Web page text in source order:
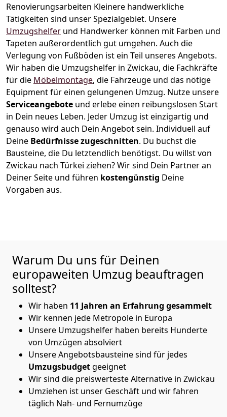
Renovierungsarbeiten Kleinere handwerkliche
Tätigkeiten sind unser Spezialgebiet. Unsere
Umzugshelfer und Handwerker können mit Farben und
Tapeten außerordentlich gut umgehen. Auch die
Verlegung von Fußböden ist ein Teil unseres Angebots.
Wir haben die Umzugshelfer in Zwickau, die Fachkräfte
für die Möbelmontage, die Fahrzeuge und das nötige
Equipment für einen gelungenen Umzug. Nutze unsere
Serviceangebote und erlebe einen reibungslosen Start
in Dein neues Leben. Jeder Umzug ist einzigartig und
genauso wird auch Dein Angebot sein. Individuell auf
Deine Bedürfnisse zugeschnitten. Du buchst die
Bausteine, die Du letztendlich benötigst. Du willst von
Zwickau nach Türkei ziehen? Wir sind Dein Partner an
Deiner Seite und führen kostengünstig Deine
Vorgaben aus.
Warum Du uns für Deinen
europaweiten Umzug beauftragen
solltest?
Wir haben 11 Jahren an Erfahrung gesammelt
Wir kennen jede Metropole in Europa
Unsere Umzugshelfer haben bereits Hunderte
von Umzügen absolviert
Unsere Angebotsbausteine sind für jedes
Umzugsbudgetgeeignet
Wir sind die preiswerteste Alternative in Zwickau
Umziehen ist unser Geschäft und wir fahren
täglich Nah- und Fernumzüge